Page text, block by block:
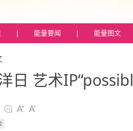
| 能量要闻 | 能量图文
日 艺术